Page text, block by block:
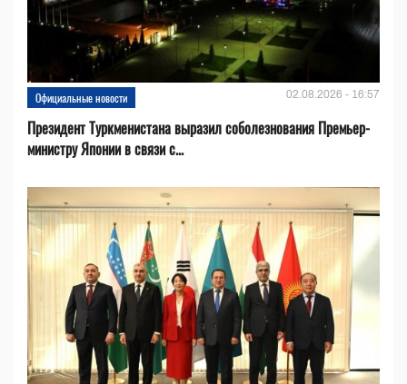
Официальные новости 02.08.2026 - 16:57
Президент Туркменистана выразил соболезнования Премьер-
министру Японии в связи с...